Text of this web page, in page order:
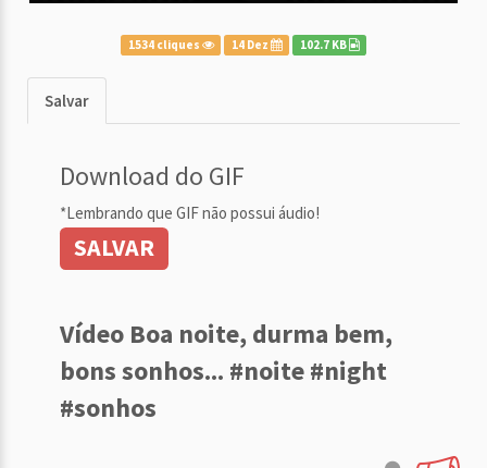
1534 cliques 14 Dez 102.7 KB
Salvar
Download do GIF
*Lembrando que GIF não possui áudio!
SALVAR
Vídeo Boa noite, durma bem,
bons sonhos... #noite #night
#sonhos